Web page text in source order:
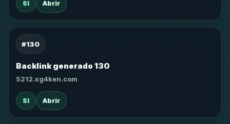
SI Abrir
#130
Backlink generado 130
5212.xg4ken.com
SI Abrir